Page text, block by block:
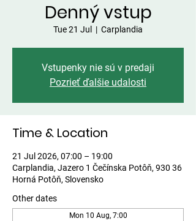
Denný vstup
Tue 21 Jul
  |
Carplandia
Vstupenky nie sú v predaji
Pozrieť ďalšie udalosti
Time & Location
21 Jul 2026, 07:00 – 19:00
Carplandia, Jazero 1 Čečínska Potôň, 930 36
Horná Potôň, Slovensko
Other dates
Mon 10 Aug, 7:00